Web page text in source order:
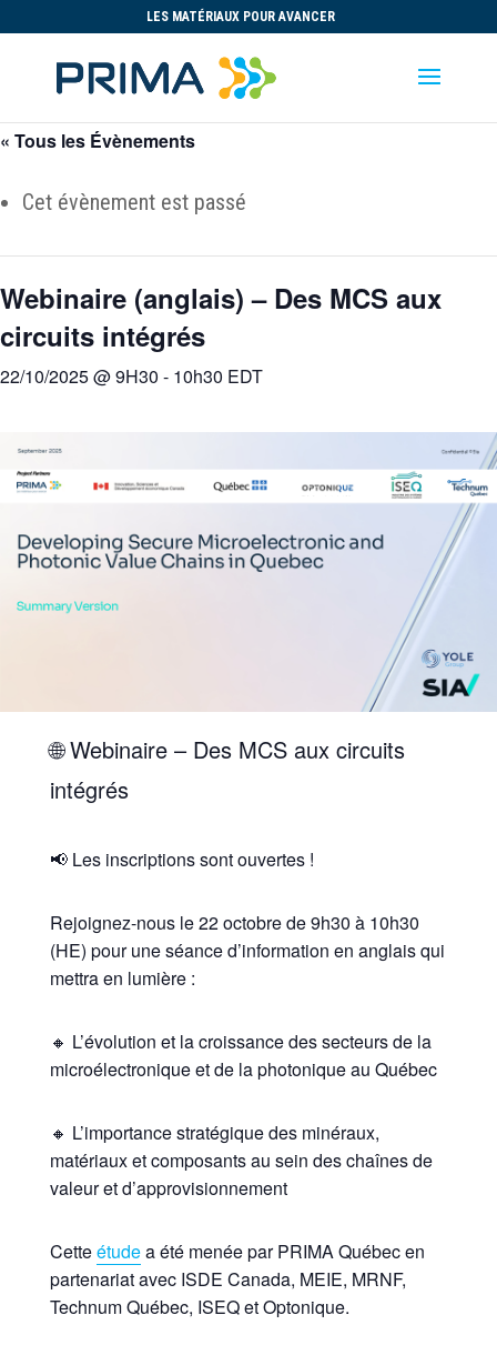
LES MATÉRIAUX POUR AVANCER
« Tous les Évènements
Cet évènement est passé
Webinaire (anglais) – Des MCS aux
circuits intégrés
22/10/2025 @ 9H30 - 10h30 EDT
🌐 Webinaire – Des MCS aux circuits
intégrés
📢 Les inscriptions sont ouvertes !
Rejoignez-nous le 22 octobre de 9h30 à 10h30
(HE) pour une séance d’information en anglais qui
mettra en lumière :
🔸 L’évolution et la croissance des secteurs de la
microélectronique et de la photonique au Québec
🔸 L’importance stratégique des minéraux,
matériaux et composants au sein des chaînes de
valeur et d’approvisionnement
Cetteétudea été menée par PRIMA Québec en
partenariat avec ISDE Canada, MEIE, MRNF,
Technum Québec, ISEQ et Optonique.